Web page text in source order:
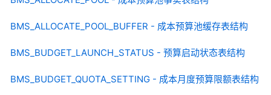
BMS_ALLOCATE_POOL_BUFFER - 成本预算池缓存表结构
BMS_BUDGET_LAUNCH_STATUS - 预算启动状态表结构
BMS_BUDGET_QUOTA_SETTING - 成本月度预算限额表结构